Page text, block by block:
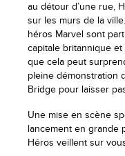
au détour d’une rue,
sur les murs de la
héros Marvel sont
capitale britannique et
que cela peut
pleine démonstration
Bridge pour laisser
Une mise en scène
lancement en grande
Héros veillent sur